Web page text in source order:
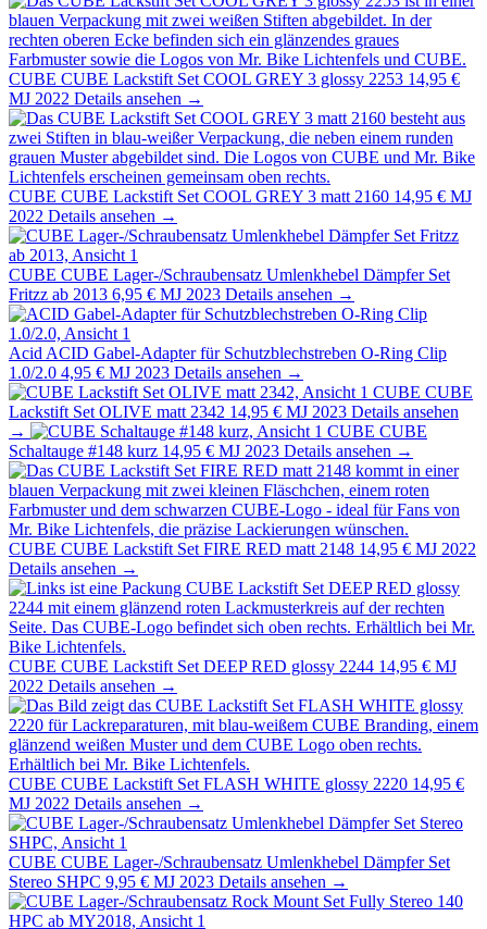
CUBE CUBE Lackstift Set COOL GREY 3 glossy 2253 14,95 €
MJ 2022 Details ansehen →
CUBE CUBE Lackstift Set COOL GREY 3 matt 2160 14,95 € MJ
2022 Details ansehen →
CUBE CUBE Lager-/Schraubensatz Umlenkhebel Dämpfer Set
Fritzz ab 2013 6,95 € MJ 2023 Details ansehen →
Acid ACID Gabel-Adapter für Schutzblechstreben O-Ring Clip
1.0/2.0 4,95 € MJ 2023 Details ansehen →
CUBE CUBE
Lackstift Set OLIVE matt 2342 14,95 € MJ 2023 Details ansehen
→
CUBE CUBE
Schaltauge #148 kurz 14,95 € MJ 2023 Details ansehen →
CUBE CUBE Lackstift Set FIRE RED matt 2148 14,95 € MJ 2022
Details ansehen →
CUBE CUBE Lackstift Set DEEP RED glossy 2244 14,95 € MJ
2022 Details ansehen →
CUBE CUBE Lackstift Set FLASH WHITE glossy 2220 14,95 €
MJ 2022 Details ansehen →
CUBE CUBE Lager-/Schraubensatz Umlenkhebel Dämpfer Set
Stereo SHPC 9,95 € MJ 2023 Details ansehen →